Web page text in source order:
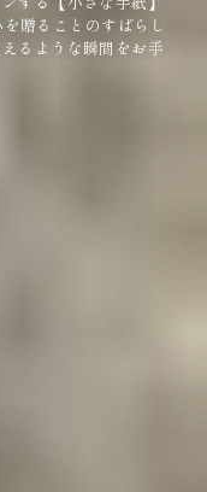
を贈ることのすばらし
るような瞬間をお手